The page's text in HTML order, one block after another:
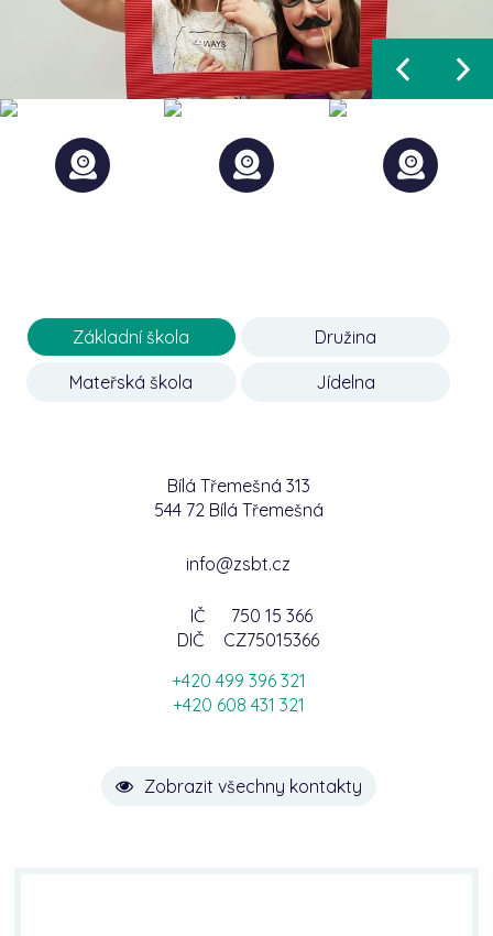
Základní škola Družina
Mateřská škola Jídelna
Bílá Třemešná 313
544 72 Bílá Třemešná
info@zsbt.cz
IČ
750 15 366
DIČ
CZ75015366
+420 499 396 321
+420 608 431 321
Zobrazit všechny kontakty